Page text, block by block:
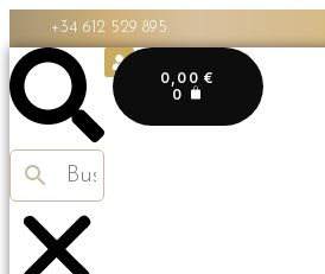
+34 612 529 895
0,00€
0